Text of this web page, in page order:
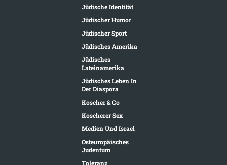
Jüdische Identität
Jüdischer Humor
Jüdischer Sport
Jüdisches Amerika
Jüdisches
Lateinamerika
Jüdisches Leben In
Der Diaspora
Koscher & Co
Koscherer Sex
Medien Und Israel
Osteuropäisches
Judentum
Toleranz